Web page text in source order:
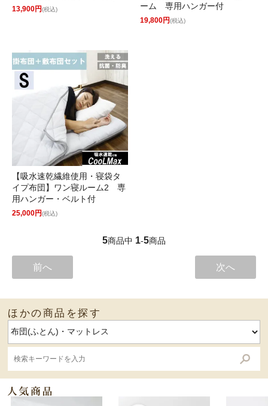
13,900円(税込)
ーム 専用ハンガー付
19,800円(税込)
【吸水速乾繊維使用・寝袋タ
イプ布団】ワン寝ルーム2 専
用ハンガー・ベルト付
25,000円(税込)
5商品中 1-5商品
前へ 次へ
ほかの商品を探す